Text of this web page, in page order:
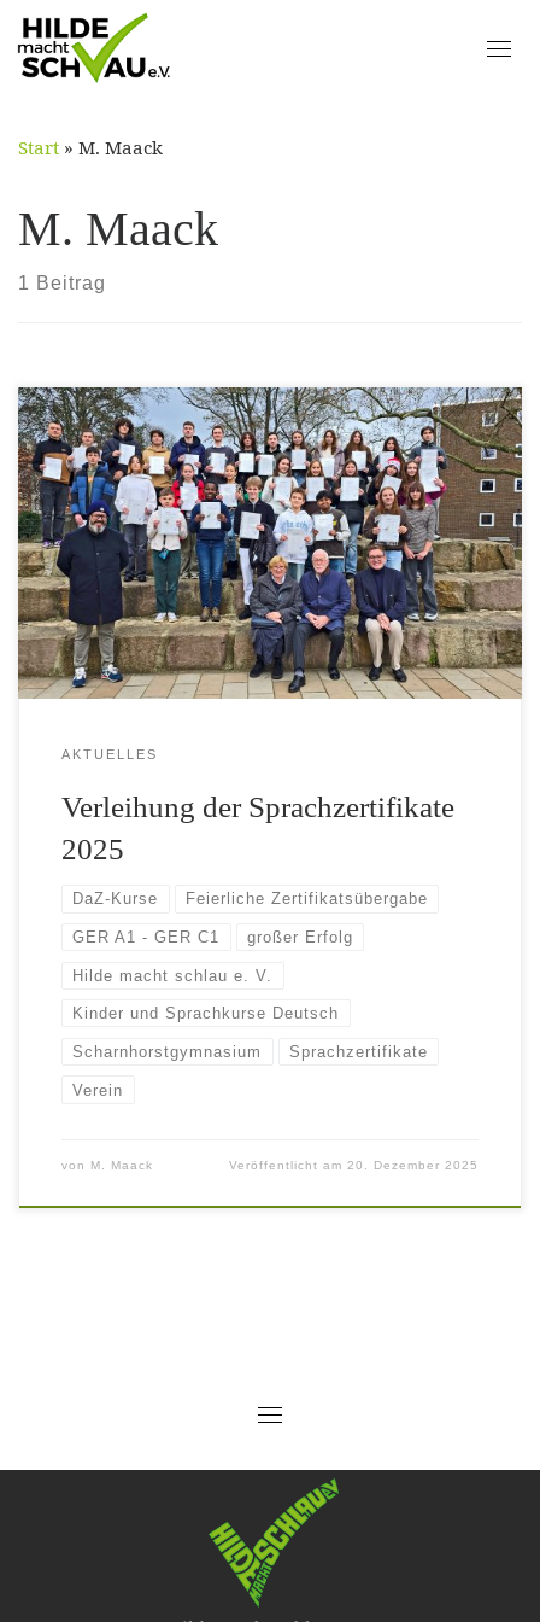
Skip
content
Start » M. Maack
M. Maack
1 Beitrag
AKTUELLES
Verleihung der Sprachzertifikate
2025
DaZ-Kurse Feierliche Zertifikatsübergabe
GER A1 - GER C1 großer Erfolg
Hilde macht schlau e. V.
Kinder und Sprachkurse Deutsch
Scharnhorstgymnasium Sprachzertifikate
Verein
von M. Maack Veröffentlicht am20. Dezember 2025